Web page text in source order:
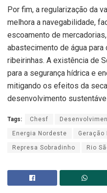
Por fim, a regularização da
melhora a navegabilidade,
escoamento de
abastecimento de água
ribeirinhas. A existência de
para a segurança hídrica e
mitigando os efeitos da
desenvolvimento
Tags: Chesf
Energia Nordeste Geração
Represa Sobradinho Rio